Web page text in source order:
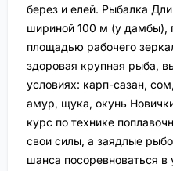
берез и елей. Рыбалка
шириной 100 м (у дамбы),
площадью рабочего
здоровая крупная рыба,
условиях: карп-сазан,
амур, щука, окунь
курс по технике
свои силы, а заядлые
шанса посоревноваться в